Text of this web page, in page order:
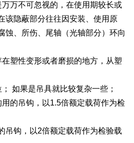
万不可忽视的，在使用期较长或
该隐蔽部分往往因安装、使用原
蚀、所伤、尾轴（光轴部分）环向
塑性变形或者磨损的地方，从塑
如果是吊具就比较复杂一些；
的吊钩，以1.5倍额定载荷作为检
吊钩，以2倍额定载荷作为检验载